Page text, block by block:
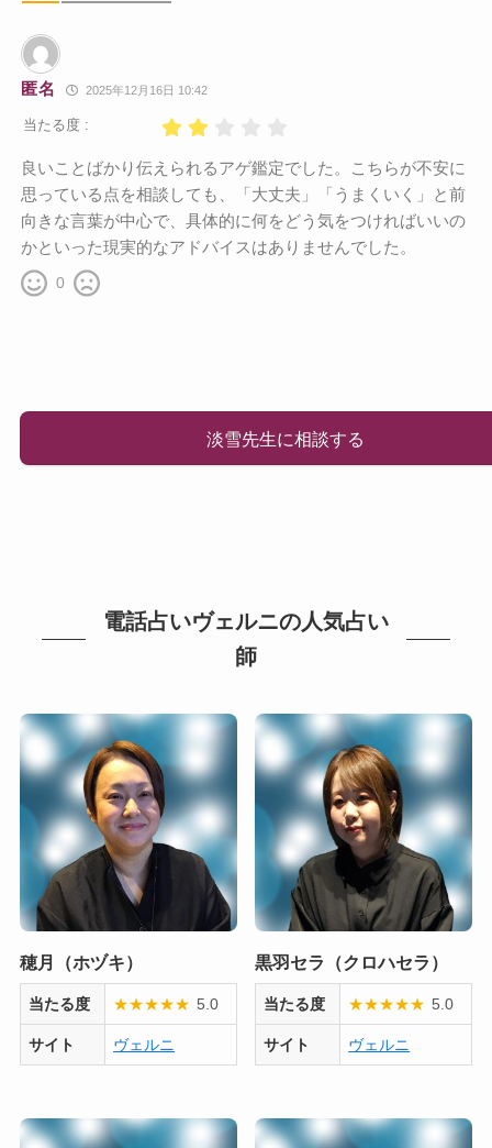
匿名 2025年12月16日 10:42
当たる度 :
良いことばかり伝えられるアゲ鑑定でした。こちらが不安に
思っている点を相談しても、「大丈夫」「うまくいく」と前
向きな言葉が中心で、具体的に何をどう気をつければいいの
かといった現実的なアドバイスはありませんでした。
0
淡雪先生に相談する
電話占いヴェルニの人気占い
師
穂月（ホヅキ）
当たる度 ★★★★★ 5.0
サイト ヴェルニ
黒羽セラ（クロハセラ）
当たる度 ★★★★★ 5.0
サイト ヴェルニ